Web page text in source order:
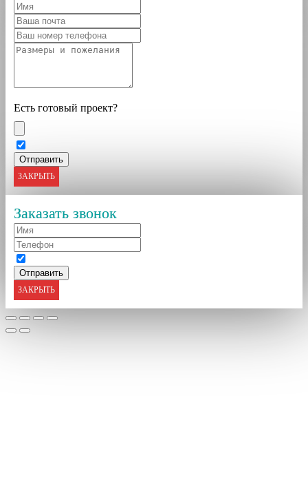
Есть готовый проект?
ЗАКРЫТЬ
Заказать звонок
ЗАКРЫТЬ